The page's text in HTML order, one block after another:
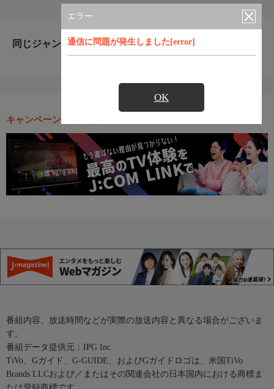
エラー
通信に問題が発生しました[error]
OK
同じジャンルのおすすめ番組
キャンペーン・お得な情報
番組内容、放送時間などが実際の放送内容と異なる場合がございま
す。
番組データ提供元：IPG Inc.
TiVo、Gガイド、G-GUIDE、およびGガイドロゴは、米国TiVo
Brands LLCおよび／またはその関連会社の日本国内における商標ま